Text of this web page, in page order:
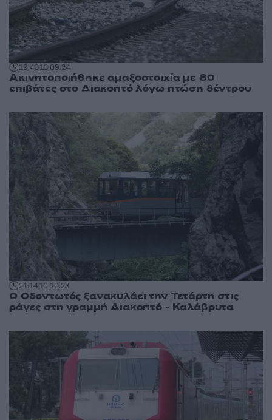
19:4313.09.24
Ακινητοποιήθηκε αμαξοστοιχία με 80
επιβάτες στο Διακοπτό λόγω πτώση δέντρου
21:1410.10.23
Ο Οδοντωτός ξανακυλάει την Τετάρτη στις
ράγες στη γραμμή Διακοπτό - Καλάβρυτα